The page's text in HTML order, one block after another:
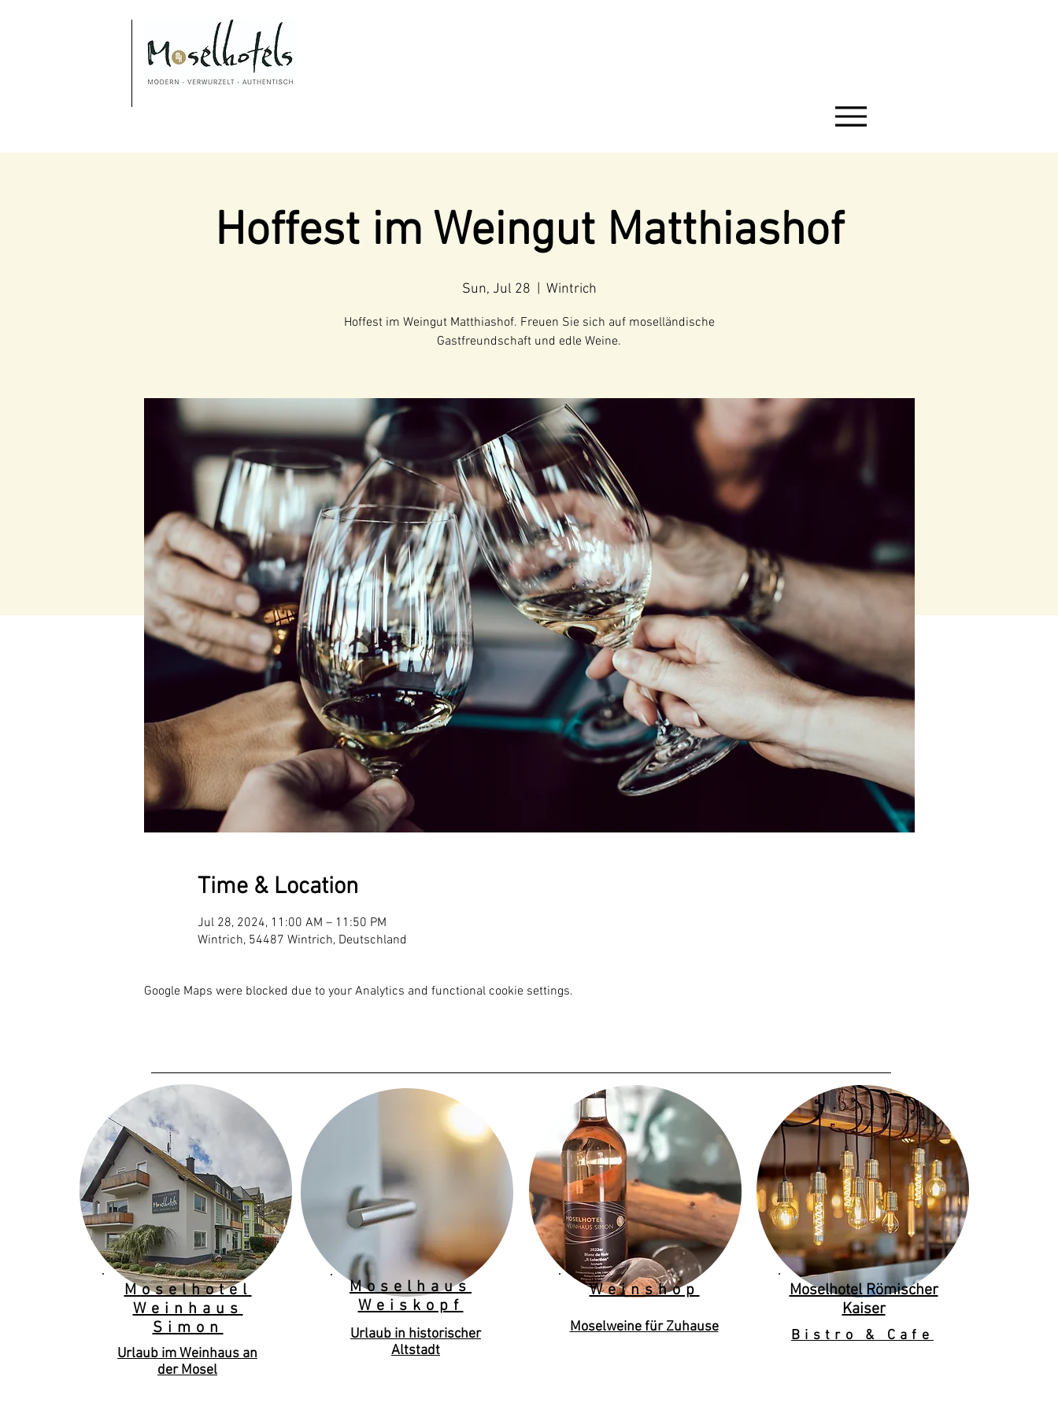
Hoffest im Weingut Matthiashof
Sun, Jul 28 Wintrich
Hoffest im Weingut Matthiashof. Freuen Sie sich auf moselländische
Gastfreundschaft und edle Weine.
Time & Location
Jul 28, 2024, 11:00 AM – 11:50 PM
Wintrich, 54487 Wintrich, Deutschland
Google Maps were blocked due to your Analytics and functional cookie settings.
Moselhotel
Weinhaus
Simon
Urlaub im Weinhaus an
der Mosel
Moselhaus
Weiskopf
Urlaub in historischer
Altstadt
Weinshop
Moselweine für Zuhause
Moselhotel Römischer
Kaiser
Bistro & Cafe